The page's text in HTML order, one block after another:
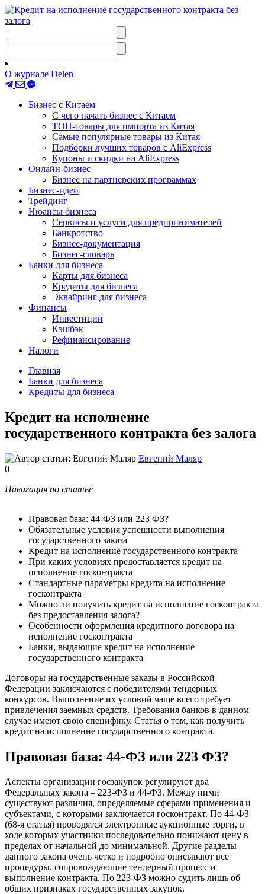
О журнале Delen
Бизнес с Китаем
С чего начать бизнес с Китаем
ТОП-товары для импорта из Китая
Самые популярные товары из Китая
Подборки лучших товаров с AliExpress
Купоны и скидки на AliExpress
Онлайн-бизнес
Бизнес на партнерских программах
Бизнес-идеи
Трейдинг
Нюансы бизнеса
Сервисы и услуги для предпринимателей
Банкротство
Бизнес-документация
Бизнес-словарь
Банки для бизнеса
Карты для бизнеса
Кредиты для бизнеса
Эквайринг для бизнеса
Финансы
Инвестиции
Кэшбэк
Рефинансирование
Налоги
Главная
Банки для бизнеса
Кредиты для бизнеса
Кредит на исполнение
государственного контракта без залога
Евгений Маляр
0
Навигация по статье
Правовая база: 44-ФЗ или 223 ФЗ?
Обязательные условия успешности выполнения
государственного заказа
Кредит на исполнение государственного контракта
При каких условиях предоставляется кредит на
исполнение госконтракта
Стандартные параметры кредита на исполнение
госконтракта
Можно ли получить кредит на исполнение госконтракта
без предоставления залога?
Особенности оформления кредитного договора на
исполнение госконтракта
Банки, выдающие кредит на исполнение
государственного контракта
Договоры на государственные заказы в Российской
Федерации заключаются с победителями тендерных
конкурсов. Выполнение их условий чаще всего требует
привлечения заемных средств. Требования банков в данном
случае имеют свою специфику. Статья о том, как получить
кредит на исполнение государственного контракта.
Правовая база: 44-ФЗ или 223 ФЗ?
Аспекты организации госзакупок регулируют два
Федеральных закона – 223-ФЗ и 44-ФЗ. Между ними
существуют различия, определяемые сферами применения и
субъектами, с которыми заключается госконтракт. По 44-ФЗ
(68-я статья) проводятся электронные аукционные торги, в
ходе которых участники последовательно понижают цену в
пределах от начальной до минимальной. Другие разделы
данного закона очень четко и подробно описывают все
процедуры, сопровождающие тендерный процесс и
выполнение контракта. По 223-ФЗ можно судить лишь об
общих признаках государственных закупок.